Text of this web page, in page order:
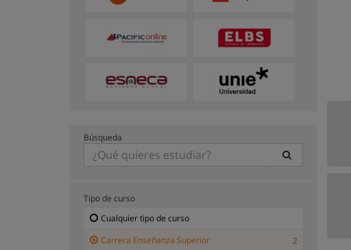
Búsqueda
Tipo de curso
Cualquier tipo de curso
Carrera Enseñanza Superior
2